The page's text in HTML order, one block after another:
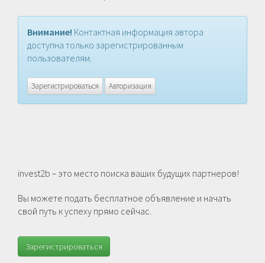
Внимание! Контактная информация автора
доступна только зарегистрированным
пользователям.
Зарегистрироваться Авторизация
invest2b – это место поиска ваших будущих партнеров!
Вы можете подать бесплатное объявление и начать
свой путь к успеху прямо сейчас.
Зарегистрироваться